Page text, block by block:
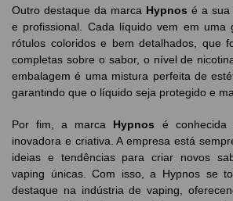
Outro destaque da marca Hypnos é a sua
e profissional. Cada líquido vem em uma
rótulos coloridos e bem detalhados, que
completas sobre o sabor, o nível de
embalagem é uma mistura perfeita de
garantindo que o líquido seja protegido e
Por fim, a marca Hypnos é conhecida
inovadora e criativa. A empresa está
ideias e tendências para criar novos
vaping únicas. Com isso, a Hypnos se
destaque na indústria de vaping,